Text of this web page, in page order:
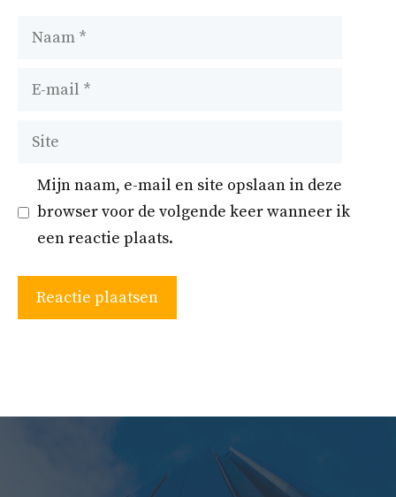
Naam
Site
Mijn naam, e-mail en site opslaan in deze
browser voor de volgende keer wanneer ik
een reactie plaats.